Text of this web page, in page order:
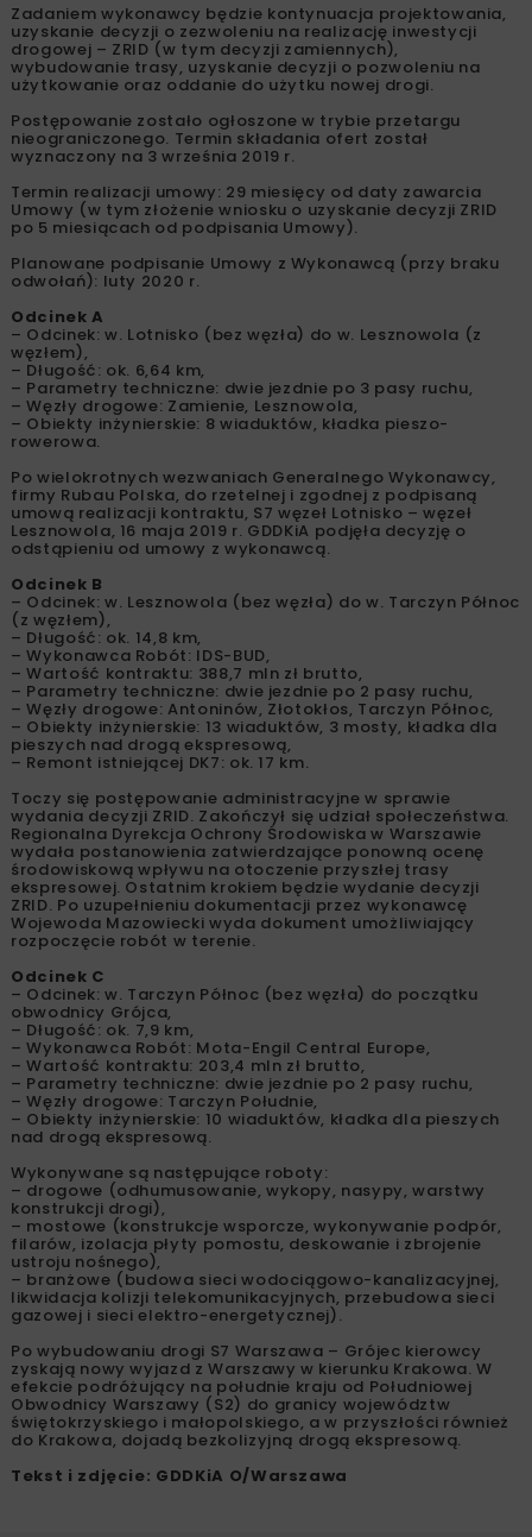
Zadaniem wykonawcy będzie kontynuacja projektowania,
uzyskanie decyzji o zezwoleniu na realizację inwestycji
drogowej – ZRID (w tym decyzji zamiennych),
wybudowanie trasy, uzyskanie decyzji o pozwoleniu na
użytkowanie oraz oddanie do użytku nowej drogi.
Postępowanie zostało ogłoszone w trybie przetargu
nieograniczonego. Termin składania ofert został
wyznaczony na 3 września 2019 r.
Termin realizacji umowy: 29 miesięcy od daty zawarcia
Umowy (w tym złożenie wniosku o uzyskanie decyzji ZRID
po 5 miesiącach od podpisania Umowy).
Planowane podpisanie Umowy z Wykonawcą (przy braku
odwołań): luty 2020 r.
Odcinek A
– Odcinek: w. Lotnisko (bez węzła) do w. Lesznowola (z
węzłem),
– Długość: ok. 6,64 km,
– Parametry techniczne: dwie jezdnie po 3 pasy ruchu,
– Węzły drogowe: Zamienie, Lesznowola,
– Obiekty inżynierskie: 8 wiaduktów, kładka pieszo-
rowerowa.
Po wielokrotnych wezwaniach Generalnego Wykonawcy,
firmy Rubau Polska, do rzetelnej i zgodnej z podpisaną
umową realizacji kontraktu, S7 węzeł Lotnisko – węzeł
Lesznowola, 16 maja 2019 r. GDDKiA podjęła decyzję o
odstąpieniu od umowy z wykonawcą.
Odcinek B
– Odcinek: w. Lesznowola (bez węzła) do w. Tarczyn Północ
(z węzłem),
– Długość: ok. 14,8 km,
– Wykonawca Robót: IDS-BUD,
– Wartość kontraktu: 388,7 mln zł brutto,
– Parametry techniczne: dwie jezdnie po 2 pasy ruchu,
– Węzły drogowe: Antoninów, Złotokłos, Tarczyn Północ,
– Obiekty inżynierskie: 13 wiaduktów, 3 mosty, kładka dla
pieszych nad drogą ekspresową,
– Remont istniejącej DK7: ok. 17 km.
Toczy się postępowanie administracyjne w sprawie
wydania decyzji ZRID. Zakończył się udział społeczeństwa.
Regionalna Dyrekcja Ochrony Środowiska w Warszawie
wydała postanowienia zatwierdzające ponowną ocenę
środowiskową wpływu na otoczenie przyszłej trasy
ekspresowej. Ostatnim krokiem będzie wydanie decyzji
ZRID. Po uzupełnieniu dokumentacji przez wykonawcę
Wojewoda Mazowiecki wyda dokument umożliwiający
rozpoczęcie robót w terenie.
Odcinek C
– Odcinek: w. Tarczyn Północ (bez węzła) do początku
obwodnicy Grójca,
– Długość: ok. 7,9 km,
– Wykonawca Robót: Mota-Engil Central Europe,
– Wartość kontraktu: 203,4 mln zł brutto,
– Parametry techniczne: dwie jezdnie po 2 pasy ruchu,
– Węzły drogowe: Tarczyn Południe,
– Obiekty inżynierskie: 10 wiaduktów, kładka dla pieszych
nad drogą ekspresową.
Wykonywane są następujące roboty:
– drogowe (odhumusowanie, wykopy, nasypy, warstwy
konstrukcji drogi),
– mostowe (konstrukcje wsporcze, wykonywanie podpór,
filarów, izolacja płyty pomostu, deskowanie i zbrojenie
ustroju nośnego),
– branżowe (budowa sieci wodociągowo-kanalizacyjnej,
likwidacja kolizji telekomunikacyjnych, przebudowa sieci
gazowej i sieci elektro-energetycznej).
Po wybudowaniu drogi S7 Warszawa – Grójec kierowcy
zyskają nowy wyjazd z Warszawy w kierunku Krakowa. W
efekcie podróżujący na południe kraju od Południowej
Obwodnicy Warszawy (S2) do granicy województw
świętokrzyskiego i małopolskiego, a w przyszłości również
do Krakowa, dojadą bezkolizyjną drogą ekspresową.
Tekst i zdjęcie: GDDKiA O/Warszawa